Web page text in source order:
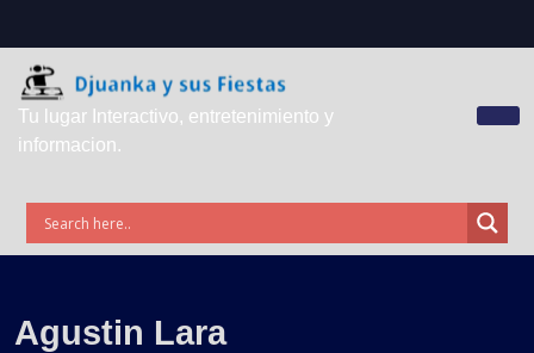
Tu lugar Interactivo, entretenimiento y
informacion.
Agustin Lara